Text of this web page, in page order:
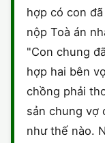
CHỨNG
hợp có con
nộp Toà án
"Con chung
hợp hai bên
chồng phải
sản chung vợ
như thế nào.